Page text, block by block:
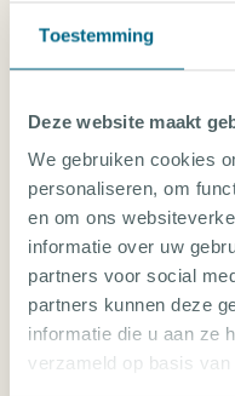
Toestemming
Deze website maakt
We gebruiken cookies
personaliseren, om
en om ons
informatie over uw
partners voor social
partners kunnen deze
informatie die u aan ze
verzameld op basis
7 nachten
SPECIAL 13 - 20 SEP 2026
7 nachten
13 van 26 plekken vrij
20 - 27 SEP 2026
7 nachten